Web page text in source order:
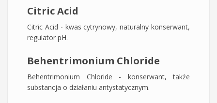
Citric Acid
Citric Acid - kwas cytrynowy, naturalny konserwant,
regulator pH.
Behentrimonium Chloride
Behentrimonium Chloride - konserwant, także
substancja o działaniu antystatycznym.